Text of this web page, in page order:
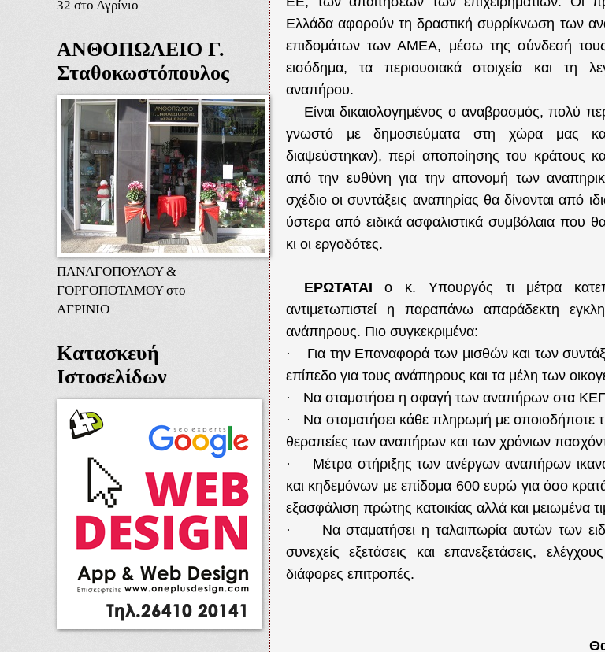
Ελλάδα αφορούν τη δραστική συρρίκνωση των
επιδομάτων των ΑΜΕΑ, μέσω της σύνδεσή
εισόδημα, τα περιουσιακά στοιχεία και τη
αναπήρου.
Είναι δικαιολογημένος ο αναβρασμός, πολύ
γνωστό με δημοσιεύματα στη χώρα μας
διαψεύστηκαν), περί αποποίησης του κράτους
από την ευθύνη για την απονομή των
σχέδιο οι συντάξεις αναπηρίας θα δίνονται από
ύστερα από ειδικά ασφαλιστικά συμβόλαια που
κι οι εργοδότες.
ΕΡΩΤΑΤΑΙο κ. Υπουργός τι μέτρα
αντιμετωπιστεί η παραπάνω απαράδεκτη
ανάπηρους. Πιο συγκεκριμένα:
·
Για την Επαναφορά των μισθών και των
επίπεδο για τους ανάπηρους και τα μέλη των
· Να σταματήσει η σφαγή των αναπήρων στα
·
Να σταματήσει κάθε πληρωμή με οποιοδήποτε
θεραπείες των αναπήρων και των χρόνιων
·
Μέτρα στήριξης των ανέργων αναπήρων
και κηδεμόνων με επίδομα 600 ευρώ για όσο
εξασφάλιση πρώτης κατοικίας αλλά και μειωμένα
·
Να σταματήσει η ταλαιπωρία αυτών των
συνεχείς εξετάσεις και επανεξετάσεις,
διάφορες επιτροπές.
32 στο Αγρίνιο
ΑΝΘΟΠΩΛΕΙΟ Γ.
Σταθοκωστόπουλος
ΠΑΝΑΓΟΠΟΥΛΟΥ &
ΓΟΡΓΟΠΟΤΑΜΟΥ στο
ΑΓΡΙΝΙΟ
Κατασκευή
Ιστοσελίδων